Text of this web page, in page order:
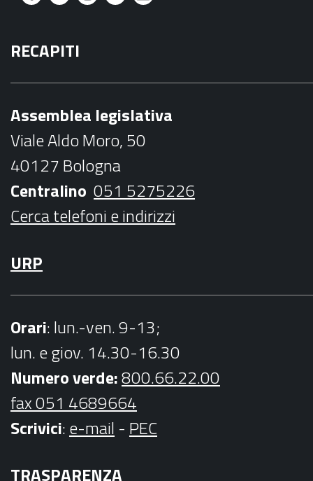
F
c
e
o
k
T
i
t
r
I
t
r
a
m
Y
t
b
e
M
l
RECAPITI
Assemblea legislativa
Viale Aldo Moro, 50
40127 Bologna
Centralino 051 5275226
Cerca telefoni e indirizzi
URP
Orari: lun.-ven. 9-13;
lun. e giov. 14.30-16.30
Numero verde:800.66.22.00
fax 051 4689664
Scrivici:e-mail - PEC
TRASPARENZA